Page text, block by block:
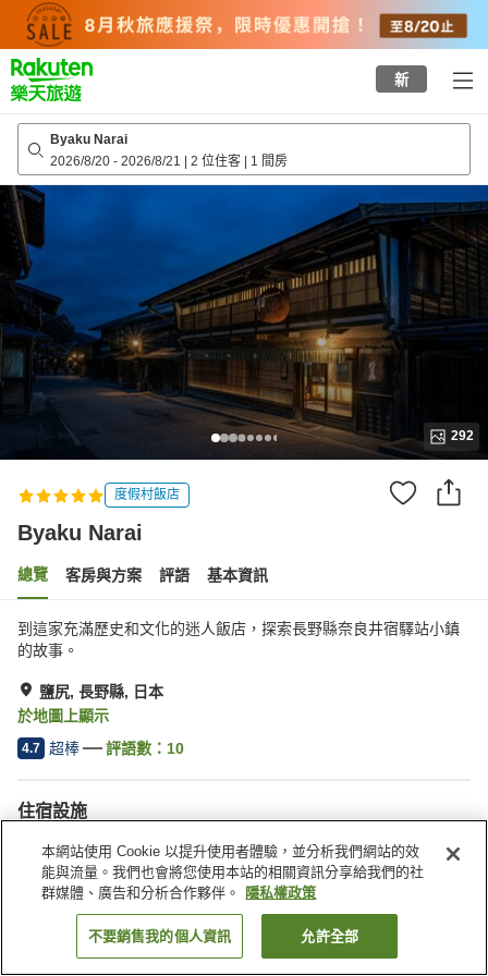
top
page
新
Byaku Narai
2026/8/20 - 2026/8/21 | 2 位住客 | 1 間房
292
度假村飯店
Byaku Narai
總覽 客房與方案 評語 基本資訊
到這家充滿歷史和文化的迷人飯店，探索長野縣奈良井宿驛站小鎮
的故事。
鹽尻, 長野縣, 日本
於地圖上顯示
4.7 超棒 評語數： 10
住宿設施
停車場
餐廳
酒吧
公共澡堂
找客房
本網站使用 Cookie 以提升使用者體驗，並分析我們網站的效
能與流量。我們也會將您使用本站的相關資訊分享給我們的社
群媒體、廣告和分析合作夥伴。
隱私權政策
不要銷售我的個人資訊 允許全部